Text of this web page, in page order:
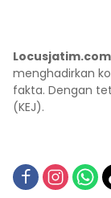
Locusjatim.com
menghadirkan
fakta. Dengan
(KEJ).